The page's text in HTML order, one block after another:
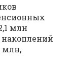
млн
млн,